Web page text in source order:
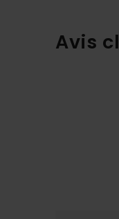
Avis